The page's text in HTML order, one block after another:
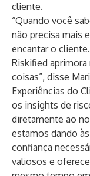
cliente.
“Quando você
não precisa mais
encantar o
Riskified aprimora
coisas”, disse
Experiências do
os insights de
diretamente ao
estamos dando
confiança
valiosos e